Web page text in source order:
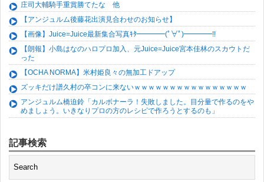
庄司大輔騎手重賞勝てたな 他
【アンジュルム後藤花出演見合わせのお知らせ】
【画像】Juice=Juice最新集合写真ｷﾀ━━━━(ﾟ∀ﾟ)━━━━!!
【朗報】小島はなのハロプロ加入、元Juice=Juice宮本佳林のスカウトだ
った
【OCHA NORMA】米村姫良々の無加工ドアップ
ズッキだけ譜久村の卒コンに来ないｗｗｗｗｗｗｗｗｗｗｗｗｗｗｗｗ
アンジュルム橋迫鈴「カルボナーラ！失敗しました。目分量で作るのをや
めましょう。いきなりプロの方のレシピで作ろうとするのも」
記事検索